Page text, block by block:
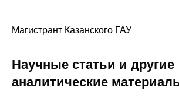
Научные подразделения
Сотрудники
Магистрант Казанского ГАУ
Научные статьи и другие
аналитические